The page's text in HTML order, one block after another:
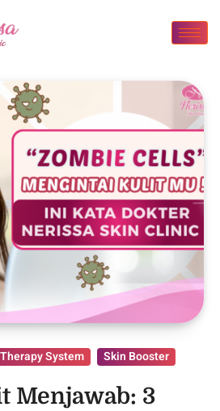
System Skin Booster
Menjawab: 3